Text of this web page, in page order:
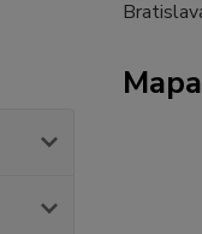
Mapa